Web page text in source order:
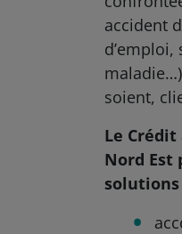
accident
d’emploi,
soient,
Le
Nord Est